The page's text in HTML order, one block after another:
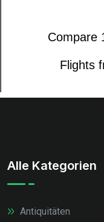
Alle Kategorien
Antiquitäten